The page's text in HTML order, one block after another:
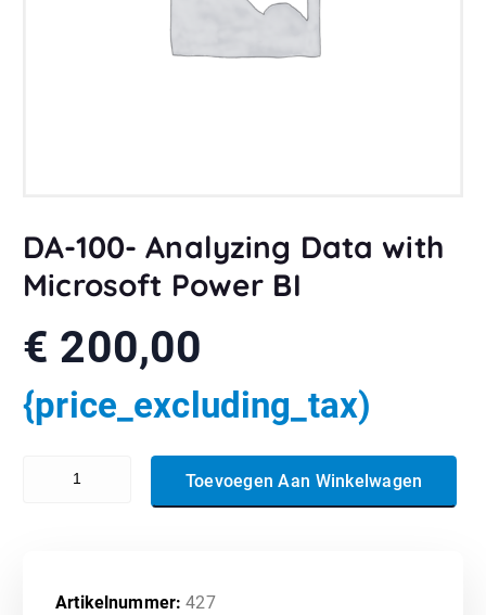
DA-100- Analyzing Data with
Microsoft Power BI
€ 200,00
{price_excluding_tax)
Toevoegen Aan Winkelwagen
Artikelnummer:427